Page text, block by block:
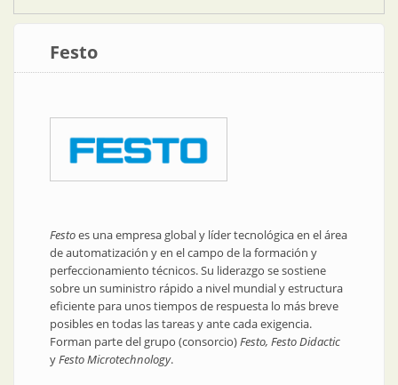
Festo
Festoes una empresa global y líder tecnológica en el área
de automatización y en el campo de la formación y
perfeccionamiento técnicos. Su liderazgo se sostiene
sobre un suministro rápido a nivel mundial y estructura
eficiente para unos tiempos de respuesta lo más breve
posibles en todas las tareas y ante cada exigencia.
Forman parte del grupo (consorcio)Festo, Festo Didactic
yFesto Microtechnology.